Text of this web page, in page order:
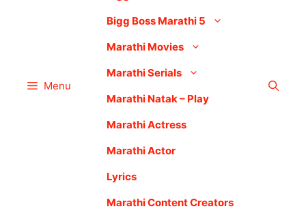
Menu
Bigg Boss Marathi 5
Marathi Movies
Marathi Serials
Marathi Natak – Play
Marathi Actress
Marathi Actor
Lyrics
Marathi Content Creators